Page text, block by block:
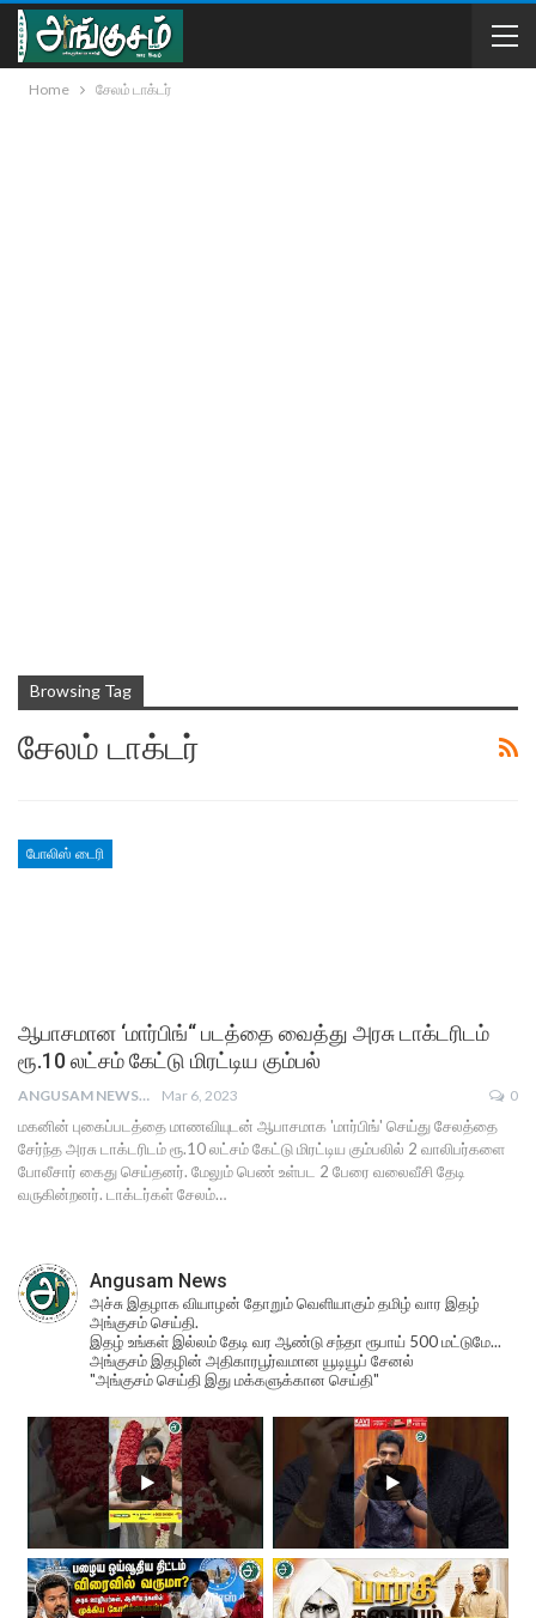
Home சேலம் டாக்டர்
Browsing Tag
சேலம் டாக்டர்
போலிஸ் டைரி
ஆபாசமான ‘மார்பிங்“ படத்தை வைத்து அரசு டாக்டரிடம்
ரூ.10 லட்சம் கேட்டு மிரட்டிய கும்பல்
ANGUSAM NEWS Mar 6, 2023 0
மகனின் புகைப்படத்தை மாணவியுடன் ஆபாசமாக 'மார்பிங்' செய்து சேலத்தை
சேர்ந்த அரசு டாக்டரிடம் ரூ.10 லட்சம் கேட்டு மிரட்டிய கும்பலில் 2 வாலிபர்களை
போலீசார் கைது செய்தனர். மேலும் பெண் உள்பட 2 பேரை வலைவீசி தேடி
வருகின்றனர். டாக்டர்கள் சேலம்…
Angusam News
அச்சு இதழாக வியாழன் தோறும் வெளியாகும் தமிழ் வார இதழ்
அங்குசம் செய்தி.
இதழ் உங்கள் இல்லம் தேடி வர ஆண்டு சந்தா ரூபாய் 500 மட்டுமே...
அங்குசம் இதழின் அதிகாரபூர்வமான யூடியூப் சேனல்
"அங்குசம் செய்தி இது மக்களுக்கான செய்தி"